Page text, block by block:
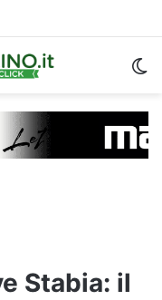
Stabia: il